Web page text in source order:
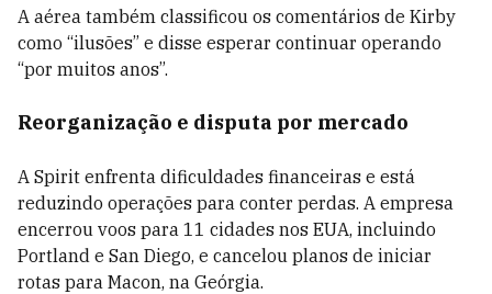
A aérea também classificou os comentários de Kirby
como “ilusões” e disse esperar continuar operando
“por muitos anos”.
Reorganização e disputa por mercado
A Spirit enfrenta dificuldades financeiras e está
reduzindo operações para conter perdas. A empresa
encerrou voos para 11 cidades nos EUA, incluindo
Portland e San Diego, e cancelou planos de iniciar
rotas para Macon, na Geórgia.